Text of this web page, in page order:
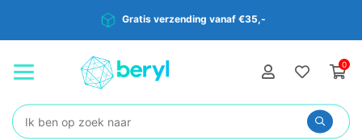
Gratis verzending vanaf €35,-
0
Zoeken: